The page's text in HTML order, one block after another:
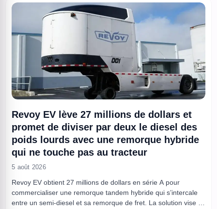
Revoy EV lève 27 millions de dollars et
promet de diviser par deux le diesel des
poids lourds avec une remorque hybride
qui ne touche pas au tracteur
5 août 2026
Revoy EV obtient 27 millions de dollars en série A pour
commercialiser une remorque tandem hybride qui s’intercale
entre un semi-diesel et sa remorque de fret. La solution vise à